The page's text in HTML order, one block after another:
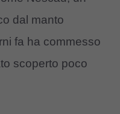
dal manto
fa ha commesso
scoperto poco